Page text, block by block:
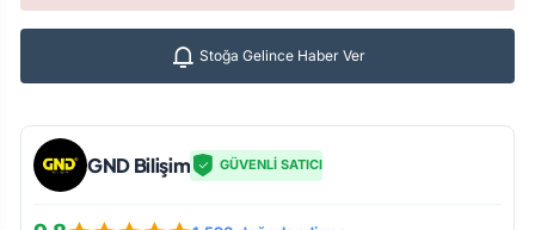
Stoğa Gelince Haber Ver
GND Bilişim GÜVENLİ SATICI